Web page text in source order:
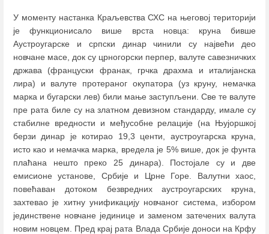
У моменту настанка Краљевства СХС на његовој територији
је функционисало више врста новца: круна бивше
Аустроугарске и српски динар чинили су највећи део
новчане масе, док су црногорски перпер, валуте савезничких
држава (француски франак, грчка драхма и италијанска
лира) и валуте протераног окупатора (уз круну, немачка
марка и бугарски лев) били мање заступљени. Све те валуте
пре рата биле су на златном девизном стандарду, имале су
стабилне вредности и међусобне релације (на Њујоршкој
берзи динар је котирао 19,3 центи, аустроугарска круна,
исто као и немачка марка, вредела је 5% више, док је фунта
плаћана нешто преко 25 динара). Постојале су и две
емисионе установе, Србије и Црне Горе. Валутни хаос,
повећаван дотоком безвредних аустроугарских круна,
захтевао је хитну унификацију новчаног система, избором
јединствене новчане јединице и заменом затечених валута
новим новцем. Пред крај рата Влада Србије доноси на Крфу